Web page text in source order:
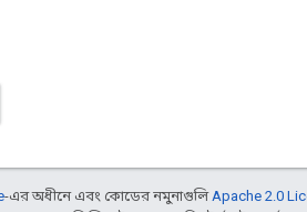
-এর অধীনে এবং কোডের নমুনাগুলিApache 2.0